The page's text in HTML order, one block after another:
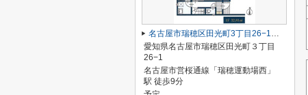
名古屋市瑞穂区田光町3丁目26−1【仲介手数料無料】新築一戸建て
愛知県名古屋市瑞穂区田光町３丁目
26−1
名古屋市営桜通線「瑞穂運動場西」
駅 徒歩9分